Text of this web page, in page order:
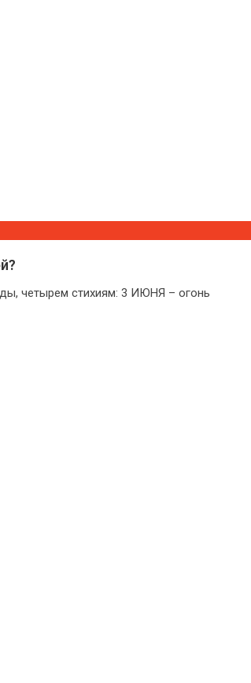
четырем стихиям: 3 ИЮНЯ – огонь